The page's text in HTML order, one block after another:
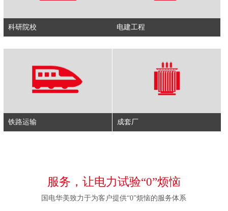
科研院校 电建工程
铁路运输 成套厂
服务，让电力试验“0”烦恼
国电华美致力于为客户提供“0”烦恼的服务体系